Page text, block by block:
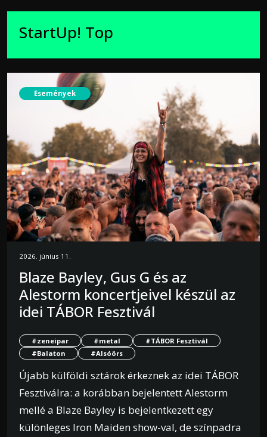
StartUp! Top
Események
2026. június 11.
Blaze Bayley, Gus G és az
Alestorm koncertjeivel készül az
idei TÁBOR Fesztivál
#zeneipar #metal
#TÁBOR Fesztivál
#Balaton
#Alsóörs
Újabb külföldi sztárok érkeznek az idei TÁBOR
Fesztiválra: a korábban bejelentett Alestorm
mellé a Blaze Bayley is bejelentkezett egy
különleges Iron Maiden show-val, de színpadra